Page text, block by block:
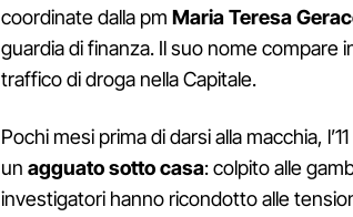
coordinate dalla pm Maria Teresa
guardia di finanza. Il suo nome compare
traffico di droga nella Capitale.
Pochi mesi prima di darsi alla macchia,
un agguato sotto casa: colpito alle
investigatori hanno ricondotto alle